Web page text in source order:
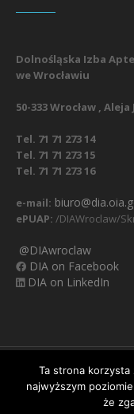
Ważna
Dolnośląska Izba
we Wrocławiu
50-333 Wrocław ,
Tel. 71 71 273 14
Tel. 71 71 273 15
Tel. 71 71 273 16
e-mail:
ePUAP: /DIAWroclaw/
@DIAwroclaw
DIA on Facebook
DIA on LinkedIn
Nasz Facebook
Obowiązek
Ta strona korzysta
najwyższym
że